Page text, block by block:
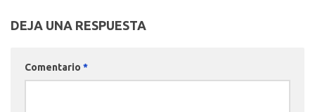
DEJA UNA RESPUESTA
Comentario *